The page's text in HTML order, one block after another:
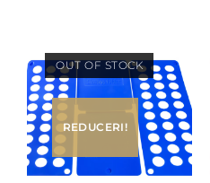
OUT OF STOCK
REDUCERI!